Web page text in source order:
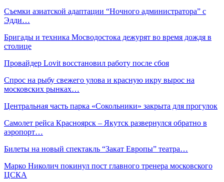
Съемки азиатской адаптации “Ночного администратора” с
Эдди…
Бригады и техника Мосводостока дежурят во время дождя в
столице
Провайдер Lovit восстановил работу после сбоя
Спрос на рыбу свежего улова и красную икру вырос на
московских рынках…
Центральная часть парка «Сокольники» закрыта для прогулок
Самолет рейса Красноярск – Якутск развернулся обратно в
аэропорт…
Билеты на новый спектакль “Закат Европы” театра…
Марко Николич покинул пост главного тренера московского
ЦСКА